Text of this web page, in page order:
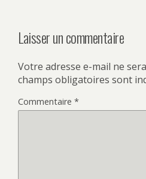
Laisser un commentaire
Votre adresse e-mail ne
champs obligatoires sont
Commentaire *